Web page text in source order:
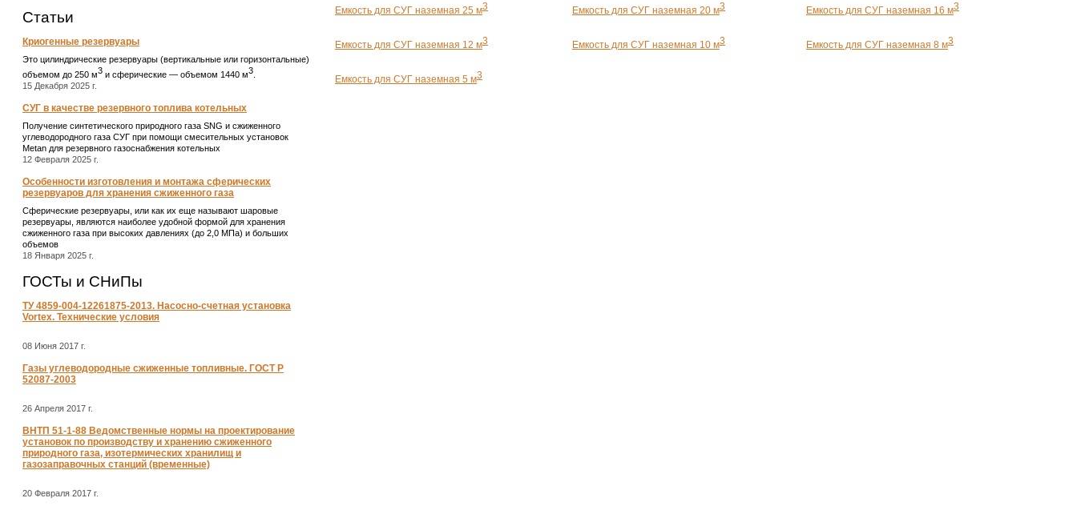
Статьи
Криогенные резервуары
Это цилиндрические резервуары (вертикальные или горизонтальные)
объемом до 250 м3 и сферические ― объемом 1440 м3
15 Декабря 2025 г.
СУГ в качестве резервного топлива котельных
Получение синтетического природного газа SNG и сжиженного
углеводородного газа СУГ при помощи смесительных установок
Metan для резервного газоснабжения котельных
12 Февраля 2025 г.
Особенности изготовления и монтажа сферических
резервуаров для хранения сжиженного газа
Сферические резервуары, или как их еще называют шаровые
резервуары, являются наиболее удобной формой для хранения
сжиженного газа при высоких давлениях (до 2,0 МПа) и больших
объемов
18 Января 2025 г.
ГОСТы и СНиПы
ТУ 4859-004-12261875-2013. Насосно-счетная установка
Vortex. Технические условия
08 Июня 2017 г.
Газы углеводородные сжиженные топливные. ГОСТ Р
52087-2003
26 Апреля 2017 г.
ВНТП 51-1-88 Ведомственные нормы на проектирование
установок по производству и хранению сжиженного
природного газа, изотермических хранилищ и
газозаправочных станций (временные)
20 Февраля 2017 г.
Емкость для СУГ наземная 25 м3 Емкость для СУГ наземная 20 м3 Емкость для СУГ наземная 16 м3
Емкость для СУГ наземная 12 м3 Емкость для СУГ наземная 10 м3 Емкость для СУГ наземная 8 м3
Емкость для СУГ наземная 5 м3